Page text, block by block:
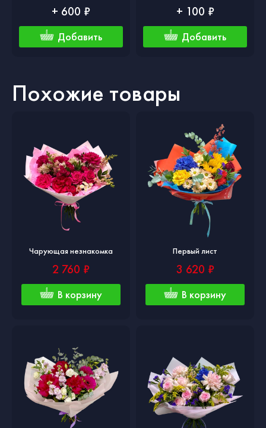
+ 600 ₽
Добавить
+ 100 ₽
Добавить
Похожие товары
Чарующая незнакомка
2 760 ₽
В корзину
Первый лист
3 620 ₽
В корзину